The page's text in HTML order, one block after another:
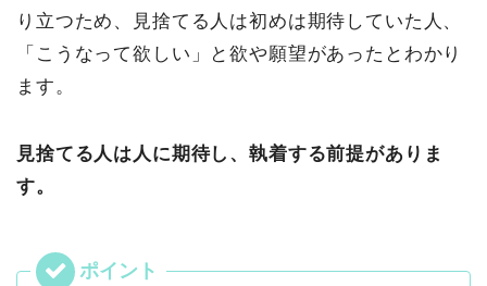
り立つため、見捨てる人は初めは期待していた人、
「こうなって欲しい」と欲や願望があったとわかり
ます。
見捨てる人は人に期待し、執着する前提がありま
す。